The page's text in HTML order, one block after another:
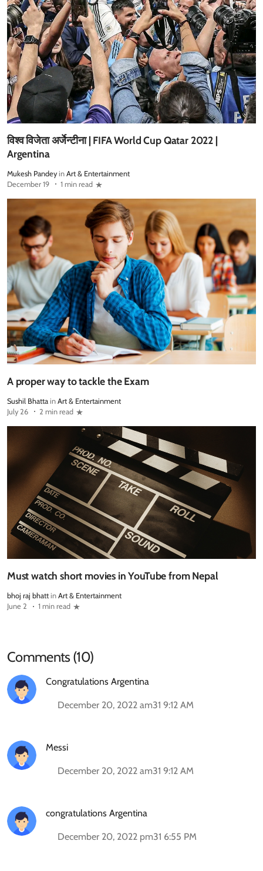
विश्व विजेता अर्जेन्टीना | FIFA World Cup Qatar 2022 |
Argentina
Mukesh Pandey in Art & Entertainment
December 19
1 min read
A proper way to tackle the Exam
Sushil Bhatta in Art & Entertainment
July 26
2 min read
Must watch short movies in YouTube from Nepal
bhoj raj bhatt in Art & Entertainment
June 2
1 min read
Comments (10)
Congratulations Argentina
December 20, 2022 am31 9:12 AM
Messi
December 20, 2022 am31 9:12 AM
congratulations Argentina
December 20, 2022 pm31 6:55 PM